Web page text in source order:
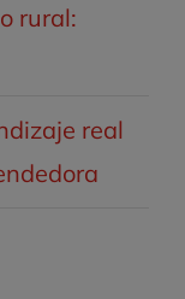
rural:
real